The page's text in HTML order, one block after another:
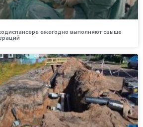
ежегодно выполняют свыше